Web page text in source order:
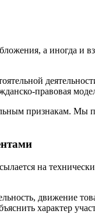
а иногда и
правовая
признакам. Мы
на
движение
характер